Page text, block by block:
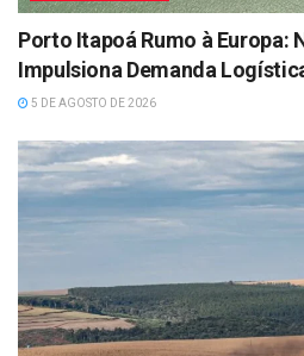
Porto Itapoá Rumo à Europa:
Impulsiona Demanda
5 DE AGOSTO DE 2026